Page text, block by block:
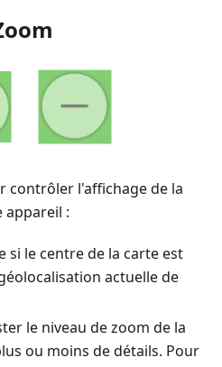
contrôler l'affichage de la
appareil :
si le centre de la carte est
actuelle de
le niveau de zoom de la
ou moins de détails. Pour